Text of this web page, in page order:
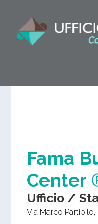
Fama
Center
Ufficio /
Via Marco